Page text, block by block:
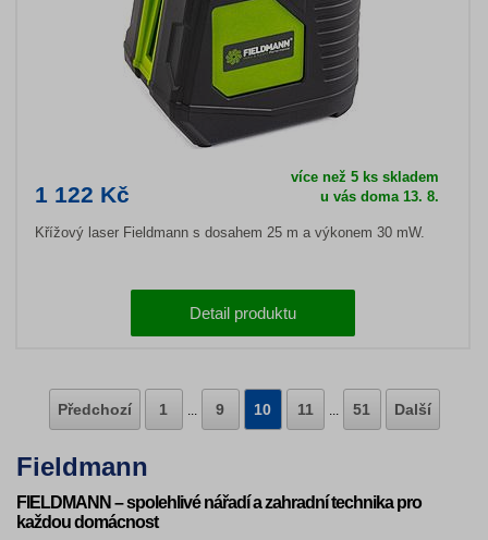
1 122 Kč
více než 5 ks skladem
u vás doma 13. 8.
Křížový laser Fieldmann s dosahem 25 m a výkonem 30 mW.
Detail produktu
Předchozí 1 ... 9 10 11 ... 51 Další
Fieldmann
FIELDMANN – spolehlivé nářadí a zahradní technika pro
každou domácnost